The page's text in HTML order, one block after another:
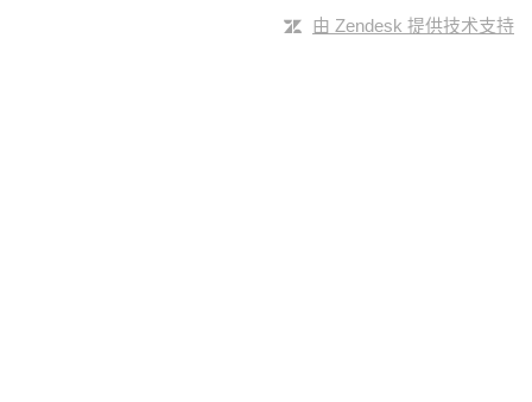
由 Zendesk 提供技术支持